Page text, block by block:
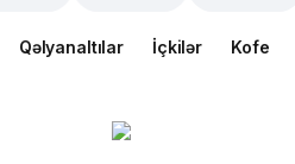
Qəlyanaltılar İçkilər Kofe